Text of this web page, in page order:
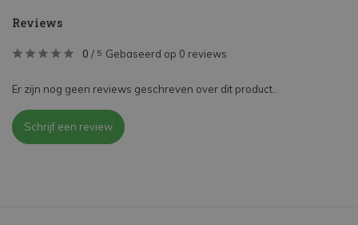
Reviews
0 / 5 Gebaseerd op 0 reviews
Er zijn nog geen reviews geschreven over dit product..
Schrijf een review